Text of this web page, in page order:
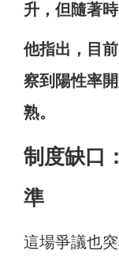
升，但隨著
他指出，目
察到陽性率
熟。
制度缺口
準
這場爭議也突